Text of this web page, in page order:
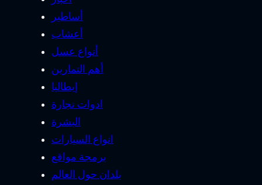
أساطير
أعشاب
أنواع عسل
أهم التمارين
إيطاليا
ادوات نجارة
البشرة
انواع السيارات
برمجة مواقع
بلدان حول العالم